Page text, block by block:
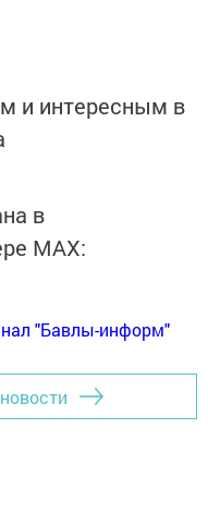
и интересным в
в
MАХ:
"Бавлы-информ"